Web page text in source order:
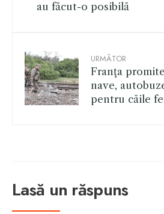
au făcut-o posibilă
URMĂTOR
Franţa
nave,
pentru căile
Lasă un răspuns